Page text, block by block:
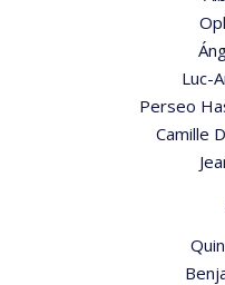
Luc-
Perseo
Camille